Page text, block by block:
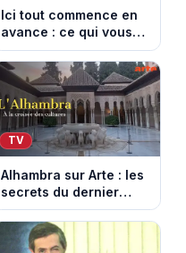
Ici tout commence en
avance : ce qui vous
attend la semaine du
10 au 14 août 2026
(spoiler)
TV
Alhambra sur Arte : les
secrets du dernier
sultanat musulman
d’Espagne